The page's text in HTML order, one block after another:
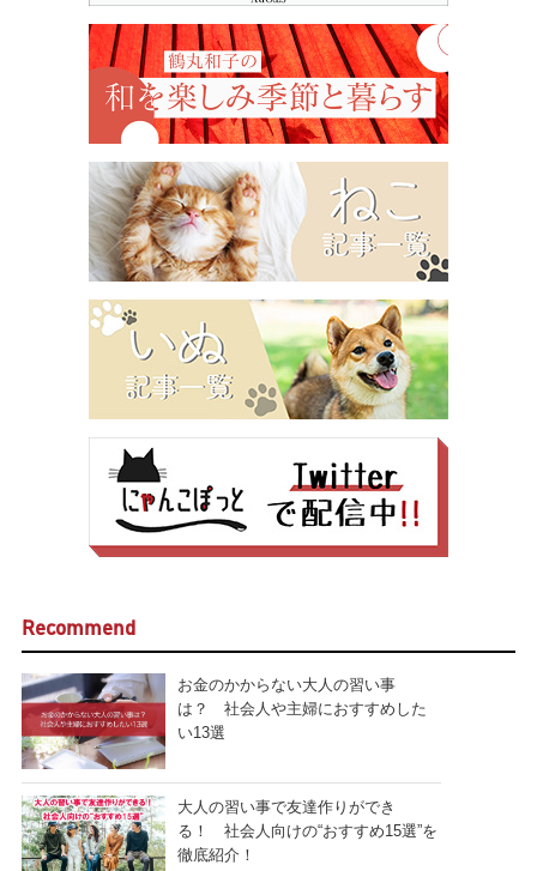
Recommend
お金のかからない大人の習い事
は？ 社会人や主婦におすすめした
い13選
大人の習い事で友達作りができ
る！ 社会人向けの“おすすめ15選”を
徹底紹介！